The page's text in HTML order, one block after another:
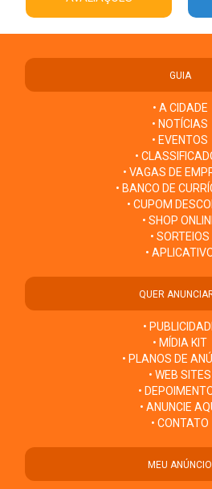
GUIA
• A CIDADE
• NOTÍCIAS
• EVENTOS
•
• VAGAS DE
• BANCO DE
• CUPOM
• SHOP
• SORTEIOS
•
QUER
•
• MÍDIA KIT
• PLANOS DE
• WEB SITES
•
• ANUNCIE
• CONTATO
MEU ANÚNCIO